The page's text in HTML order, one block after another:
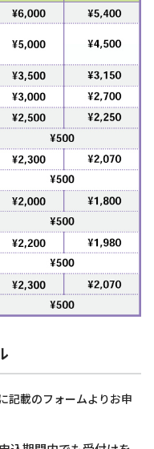
記載のフォームよりお申